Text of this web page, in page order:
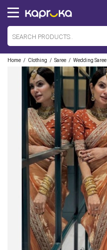
Home / Clothing / Saree / Wedding Saree